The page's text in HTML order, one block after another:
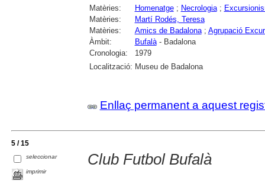
Matèries: Homenatge; Necrologia;
Matèries:
Martí Rodés, Teresa
Matèries:
Amics de Badalona; Agrupació
Àmbit:
Bufalà- Badalona
Cronologia:
1979
Localització: Museu de Badalona
Enllaç permanent a aquest
5 / 15
seleccionar
imprimir
Club Futbol Bufalà